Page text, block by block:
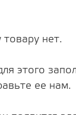
нет.
этого
ее нам.